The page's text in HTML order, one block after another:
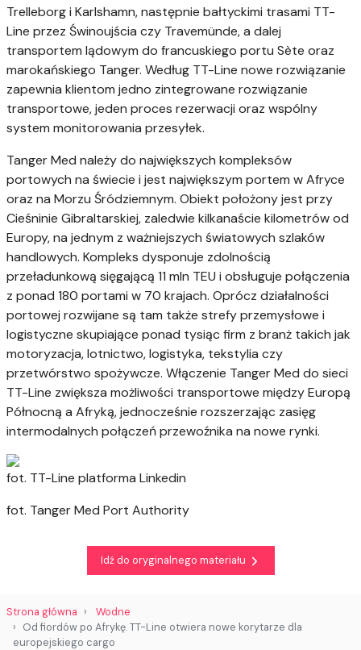
Trelleborg i Karlshamn, następnie bałtyckimi trasami TT-
Line przez Świnoujścia czy Travemünde, a dalej
transportem lądowym do francuskiego portu Sète oraz
marokańskiego Tanger. Według TT-Line nowe rozwiązanie
zapewnia klientom jedno zintegrowane rozwiązanie
transportowe, jeden proces rezerwacji oraz wspólny
system monitorowania przesyłek.
Tanger Med należy do największych kompleksów
portowych na świecie i jest największym portem w Afryce
oraz na Morzu Śródziemnym. Obiekt położony jest przy
Cieśninie Gibraltarskiej, zaledwie kilkanaście kilometrów od
Europy, na jednym z ważniejszych światowych szlaków
handlowych. Kompleks dysponuje zdolnością
przeładunkową sięgającą 11 mln TEU i obsługuje połączenia
z ponad 180 portami w 70 krajach. Oprócz działalności
portowej rozwijane są tam także strefy przemysłowe i
logistyczne skupiające ponad tysiąc firm z branż takich jak
motoryzacja, lotnictwo, logistyka, tekstylia czy
przetwórstwo spożywcze. Włączenie Tanger Med do sieci
TT-Line zwiększa możliwości transportowe między Europą
Północną a Afryką, jednocześnie rozszerzając zasięg
intermodalnych połączeń przewoźnika na nowe rynki.
fot. TT-Line platforma Linkedin
fot. Tanger Med Port Authority
Idź do oryginalnego materiału
Strona główna
Wodne
Od fiordów po Afrykę. TT-Line otwiera nowe korytarze dla
europejskiego cargo